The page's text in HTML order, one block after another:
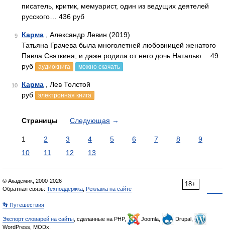
писатель, критик, мемуарист, один из ведущих деятелей
русского… 436 руб
9 Карма , Александр Левин (2019)
Татьяна Грачева была многолетней любовницей женатого
Павла Святкина, и даже родила от него дочь Наталью… 49
руб
аудиокнига можно скачать
10 Карма , Лев Толстой
руб
электронная книга
Страницы Следующая →
1 2 3 4 5 6 7 8
9
10
11 12 13
18+
© Академик, 2000-2026
Обратная связь: Техподдержка Реклама на сайте
👣 Путешествия
Экспорт словарей на сайты , сделанные на PHP, Joomla,
Drupal,
WordPress, MODx.